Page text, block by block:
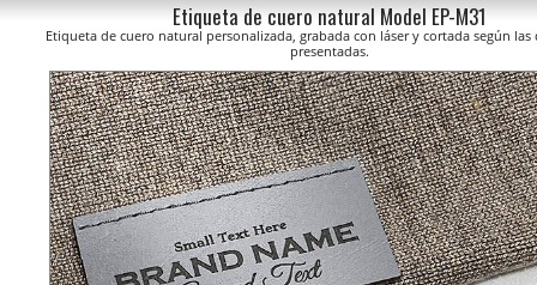
Etiqueta de cuero natural Model EP-M31
Etiqueta de cuero natural personalizada, grabada con láser y cortada según las
presentadas.